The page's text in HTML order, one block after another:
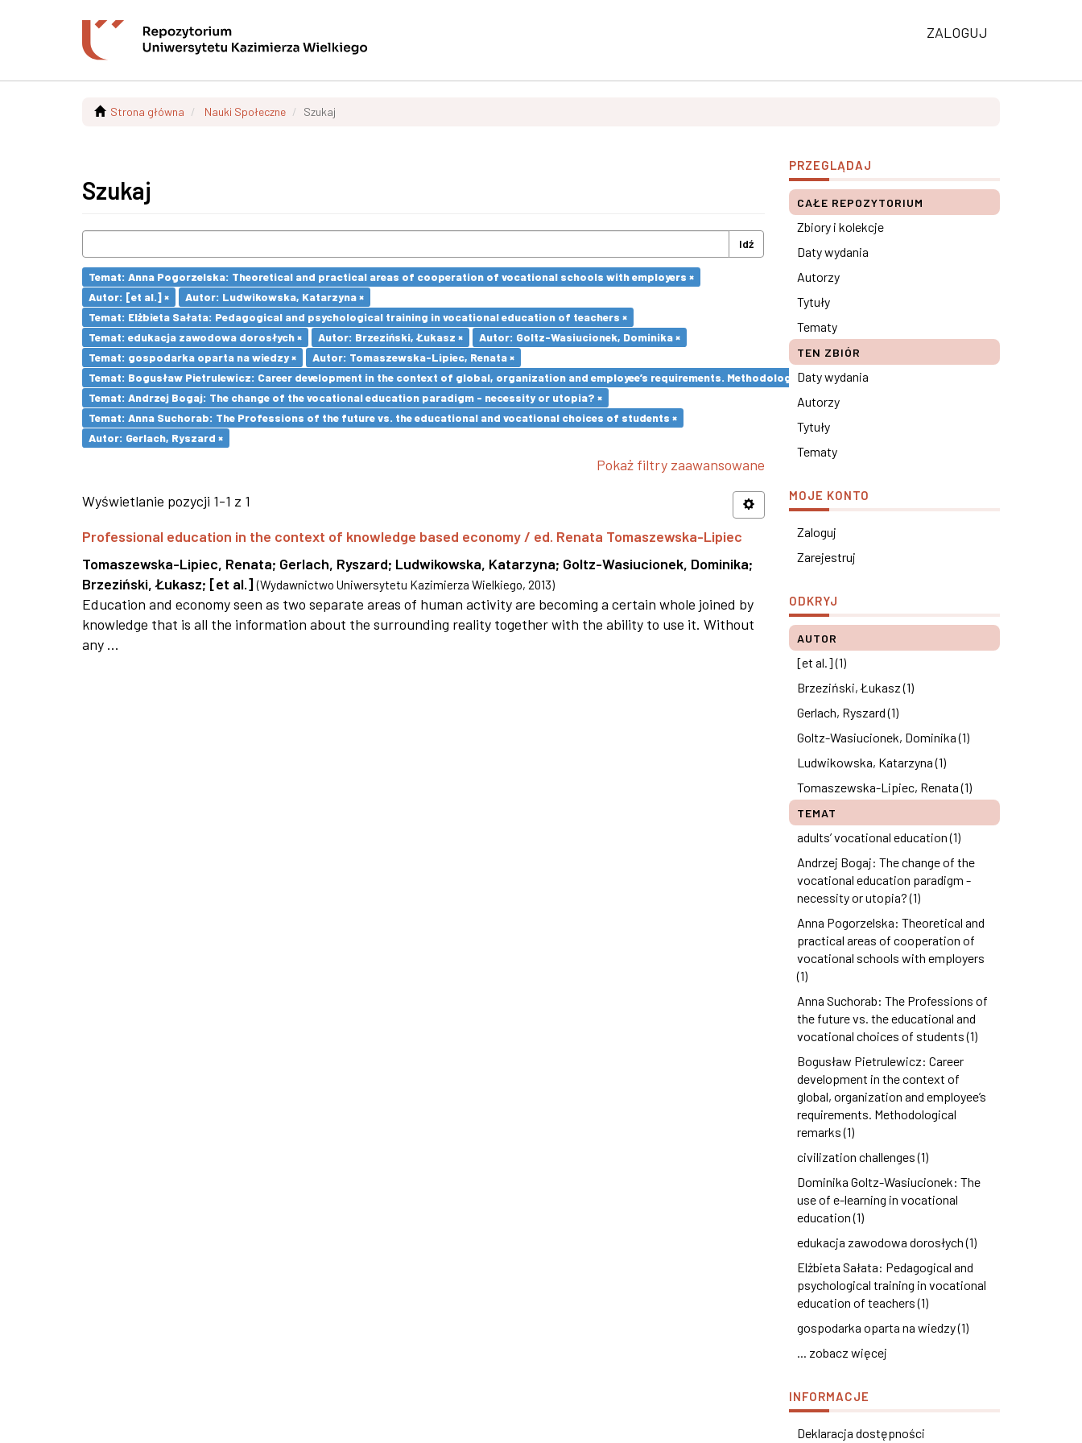
ZALOGUJ
Strona główna Nauki Społeczne Szukaj
Szukaj
Idź
Temat: Anna Pogorzelska: Theoretical and practical areas of cooperation of vocational schools with employers ×
Autor: [et al.] ×
Autor: Ludwikowska, Katarzyna ×
Temat: Elżbieta Sałata: Pedagogical and psychological training in vocational education of teachers ×
Temat: edukacja zawodowa dorosłych ×
Autor: Brzeziński, Łukasz ×
Autor: Goltz-Wasiucionek, Dominika ×
Temat: gospodarka oparta na wiedzy ×
Autor: Tomaszewska-Lipiec, Renata ×
Temat: Bogusław Pietrulewicz: Career development in the context of global, organization and employee’s requirements. Methodological remarks ×
Temat: Andrzej Bogaj: The change of the vocational education paradigm - necessity or utopia? ×
Temat: Anna Suchorab: The Professions of the future vs. the educational and vocational choices of students ×
Autor: Gerlach, Ryszard ×
Pokaż filtry zaawansowane
Wyświetlanie pozycji 1-1 z 1
Professional education in the context of knowledge based economy / ed. Renata Tomaszewska-Lipiec
Tomaszewska-Lipiec, Renata; Gerlach, Ryszard; Ludwikowska, Katarzyna; Goltz-Wasiucionek, Dominika;
Brzeziński, Łukasz; [et al.] (Wydawnictwo Uniwersytetu Kazimierza Wielkiego, 2013)
Education and economy seen as two separate areas of human activity are becoming a certain whole joined by
knowledge that is all the information about the surrounding reality together with the ability to use it. Without
any ...
PRZEGLĄDAJ
CAŁE REPOZYTORIUM
Zbiory i kolekcje
Daty wydania
Autorzy
Tytuły
Tematy
TEN ZBIÓR
Daty wydania
Autorzy
Tytuły
Tematy
MOJE KONTO
Zaloguj
Zarejestruj
ODKRYJ
AUTOR
[et al.] (1)
Brzeziński, Łukasz (1)
Gerlach, Ryszard (1)
Goltz-Wasiucionek, Dominika (1)
Ludwikowska, Katarzyna (1)
Tomaszewska-Lipiec, Renata (1)
TEMAT
adults’ vocational education (1)
Andrzej Bogaj: The change of the
vocational education paradigm -
necessity or utopia? (1)
Anna Pogorzelska: Theoretical and
practical areas of cooperation of
vocational schools with employers
(1)
Anna Suchorab: The Professions of
the future vs. the educational and
vocational choices of students (1)
Bogusław Pietrulewicz: Career
development in the context of
global, organization and employee’s
requirements. Methodological
remarks (1)
civilization challenges (1)
Dominika Goltz-Wasiucionek: The
use of e-learning in vocational
education (1)
edukacja zawodowa dorosłych (1)
Elżbieta Sałata: Pedagogical and
psychological training in vocational
education of teachers (1)
gospodarka oparta na wiedzy (1)
... zobacz więcej
INFORMACJE
Deklaracja dostępności